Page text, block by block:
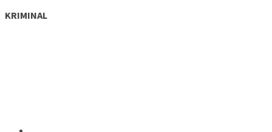
KRIMINAL